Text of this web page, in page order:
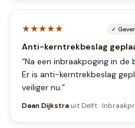
★★★★★ ✓
Anti-kerntrekbeslag
“Na een inbraakpoging in
Er is anti-kerntrekbeslag
veiliger nu.”
Daan Dijkstra uit Delft·